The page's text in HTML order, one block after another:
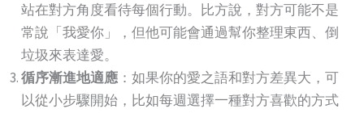
站在對方角度看待每個行動。比方說，對方可能不是
常說「我愛你」，但他可能會通過幫你整理東西、倒
垃圾來表達愛。
循序漸進地適應：如果你的愛之語和對方差異大，可
以從小步驟開始，比如每週選擇一種對方喜歡的方式